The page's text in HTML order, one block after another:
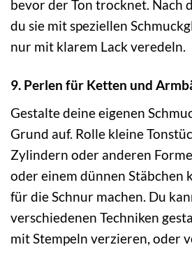
bevor der Ton trocknet. Nach
du sie mit speziellen
nur mit klarem Lack veredeln.
9. Perlen für Ketten und
Gestalte deine eigenen
Grund auf. Rolle kleine
Zylindern oder anderen
oder einem dünnen Stäbchen
für die Schnur machen. Du
verschiedenen Techniken
mit Stempeln verzieren, oder